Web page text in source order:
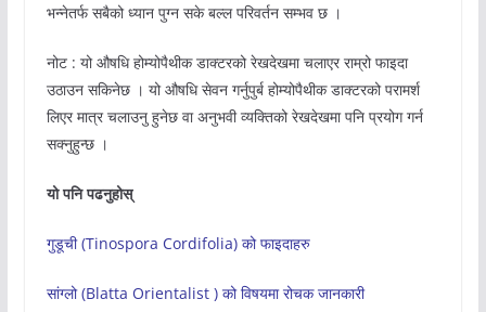
भन्नेतर्फ सबैको ध्यान पुग्न सके बल्ल परिवर्तन सम्भव छ ।
नोट : यो औषधि होम्योपैथीक डाक्टरको रेखदेखमा चलाएर राम्रो फाइदा
उठाउन सकिनेछ । यो औषधि सेवन गर्नुपुर्ब होम्योपैथीक डाक्टरको परामर्श
लिएर मात्र चलाउनु हुनेछ वा अनुभवी व्यक्तिको रेखदेखमा पनि प्रयोग गर्न
सक्नुहुन्छ ।
यो पनि पढनुहोस्
गुडूची (Tinospora Cordifolia) को फाइदाहरु
सांग्लो (Blatta Orientalist ) को विषयमा रोचक जानकारी